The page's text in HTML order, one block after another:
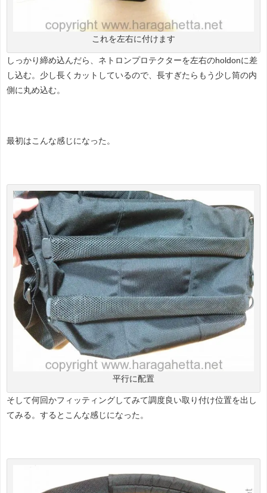
これを左右に付けます
しっかり締め込んだら、ネトロンプロテクターを左右のholdonに差
し込む。少し長くカットしているので、長すぎたらもう少し筒の内
側に丸め込む。
最初はこんな感じになった。
平行に配置
そして何回かフィッティングしてみて調度良い取り付け位置を出し
てみる。するとこんな感じになった。